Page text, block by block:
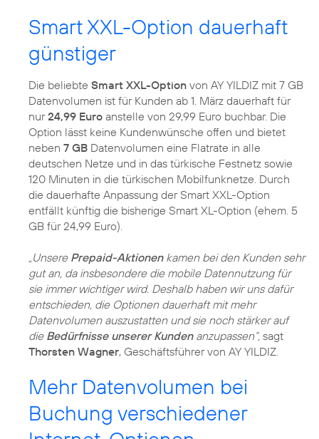
Smart XXL-Option dauerhaft
günstiger
Die beliebte Smart XXL-Option von AY YILDIZ mit 7 GB
Datenvolumen ist für Kunden ab 1. März dauerhaft für
nur24,99 Euro anstelle von 29,99 Euro buchbar. Die
Option lässt keine Kundenwünsche offen und bietet
neben 7 GB Datenvolumen eine Flatrate in alle
deutschen Netze und in das türkische Festnetz sowie
120 Minuten in die türkischen Mobilfunknetze. Durch
die dauerhafte Anpassung der Smart XXL-Option
entfällt künftig die bisherige Smart XL-Option (ehem. 5
GB für 24,99 Euro).
„Unsere Prepaid-Aktionenkamen bei den Kunden sehr
gut an, da insbesondere die mobile Datennutzung für
sie immer wichtiger wird. Deshalb haben wir uns dafür
entschieden, die Optionen dauerhaft mit mehr
Datenvolumen auszustatten und sie noch stärker auf
die Bedürfnisse unserer Kundenanzupassen“, sagt
Thorsten Wagner, Geschäftsführer von AY YILDIZ.
Mehr Datenvolumen bei
Buchung verschiedener